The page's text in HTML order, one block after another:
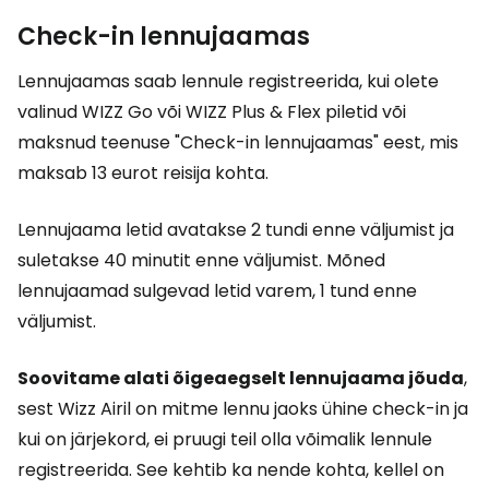
Check-in lennujaamas
Lennujaamas saab lennule registreerida, kui olete
valinud WIZZ Go või WIZZ Plus & Flex piletid või
maksnud teenuse "Check-in lennujaamas" eest, mis
maksab 13 eurot reisija kohta.
Lennujaama letid avatakse 2 tundi enne väljumist ja
suletakse 40 minutit enne väljumist. Mõned
lennujaamad sulgevad letid varem, 1 tund enne
väljumist.
Soovitame alati õigeaegselt lennujaama jõuda,
sest Wizz Airil on mitme lennu jaoks ühine check-in ja
kui on järjekord, ei pruugi teil olla võimalik lennule
registreerida. See kehtib ka nende kohta, kellel on